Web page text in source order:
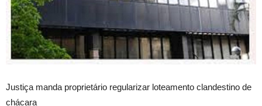
Justiça manda proprietário regularizar loteamento clandestino de
chácara